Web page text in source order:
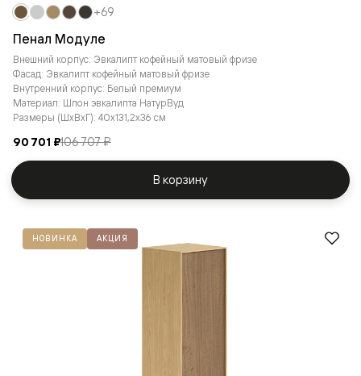
Пенал Модуле
Внешний корпус: Эвкалипт кофейный матовый фризе
Фасад: Эвкалипт кофейный матовый фризе
Внутренний корпус: Белый премиум
Материал: Шпон эвкалипта НатурВуд
Размеры (ШxВxГ): 40x131,2x36 см
90 701 ₽106 707 ₽
+69
В корзину
НОВИНКА АКЦИЯ